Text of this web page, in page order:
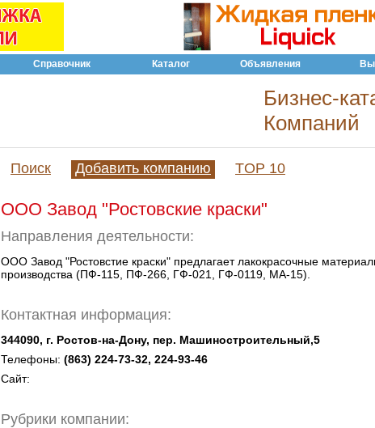
Справочник Каталог Объявления
Бизнес-
Компаний
Поиск Добавить компанию TOP 10
ООО Завод "Ростовские краски"
Направления деятельности:
ООО Завод "Ростовстие краски" предлагает лакокрасочные
производства (ПФ-115, ПФ-266, ГФ-021, ГФ-0119, МА-15).
Контактная информация:
344090, г. Ростов-на-Дону, пер. Машиностроительный,5
Телефоны: (863) 224-73-32, 224-93-46
Сайт:
Рубрики компании: